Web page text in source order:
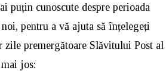
puțin cunoscute despre perioada
pentru a vă ajuta să înțelegeți
zile premergătoare Slăvitului Post al
jos: